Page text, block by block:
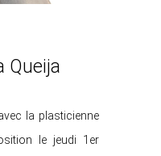
Queija
la plasticienne
le jeudi 1er